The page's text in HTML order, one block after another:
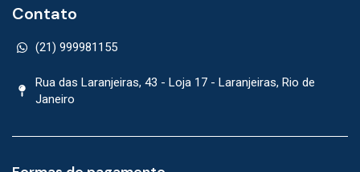
Contato
(21) 999981155
Rua das Laranjeiras, 43 - Loja 17 - Laranjeiras, Rio de
Janeiro